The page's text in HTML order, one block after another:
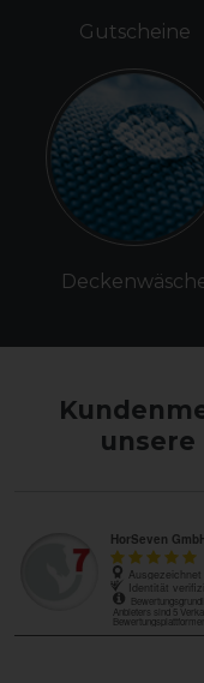
Gutscheine
unsere